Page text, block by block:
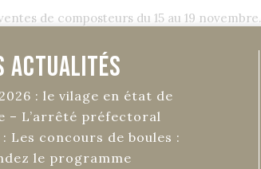
de composteurs du 15 au 19 novembre.
Actualités
: le vilage en état de
– L’arrêté préfectoral
Les concours de boules :
le programme